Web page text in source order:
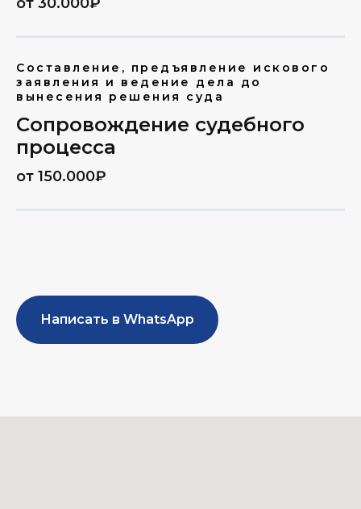
Составление, предъявление искового
заявления и ведение дела до
вынесения решения суда
Сопровождение судебного
процесса
от 150.000₽
Написать в WhatsApp